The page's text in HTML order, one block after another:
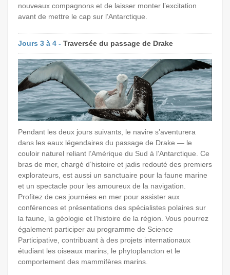
nouveaux compagnons et de laisser monter l’excitation
avant de mettre le cap sur l’Antarctique.
Jours 3 à 4 - Traversée du passage de Drake
Pendant les deux jours suivants, le navire s’aventurera
dans les eaux légendaires du passage de Drake — le
couloir naturel reliant l’Amérique du Sud à l’Antarctique. Ce
bras de mer, chargé d’histoire et jadis redouté des premiers
explorateurs, est aussi un sanctuaire pour la faune marine
et un spectacle pour les amoureux de la navigation.
Profitez de ces journées en mer pour assister aux
conférences et présentations des spécialistes polaires sur
la faune, la géologie et l’histoire de la région. Vous pourrez
également participer au programme de Science
Participative, contribuant à des projets internationaux
étudiant les oiseaux marins, le phytoplancton et le
comportement des mammifères marins.